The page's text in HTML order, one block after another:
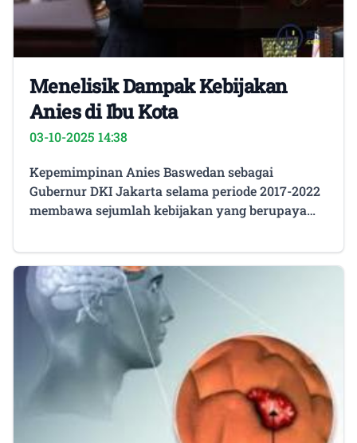
Menelisik Dampak Kebijakan
Anies di Ibu Kota
03-10-2025 14:38
Kepemimpinan Anies Baswedan sebagai
Gubernur DKI Jakarta selama periode 2017-2022
membawa sejumlah kebijakan yang berupaya
manusiawi, inklusif, dan berkelanjutan.
Transformasi kota di bawah kendali Anies tidak
hanya berfokus pada pembangunan fisik, tetapi
juga pada perbaikan kualitas hidup masyarakat
Jakarta secara menyeluruh. Namun, seperti
halnya perubahan besar, kebijakan-kebijakan
tersebut juga menimbulkan beragam respons dan
dampak yang perlu dikaji lebih dalam.Salah satu
kebijakan penting yang menjadi sorotan adalah
penataan kawasan permukiman kumuh dengan
pendekatan tanpa penggusuran massal.